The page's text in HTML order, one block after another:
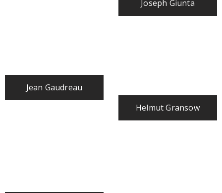
Joseph Giunta
Jean Gaudreau
Helmut Gransow